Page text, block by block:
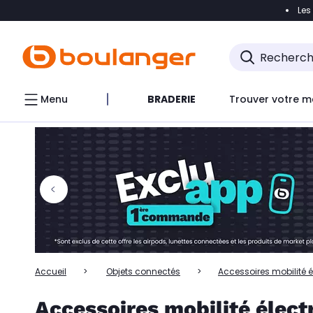
Accéder
Accéder directement au chatbot
Menu BRADERIE Trouver votre
Accueil Objets connectés Accessoires mobilité